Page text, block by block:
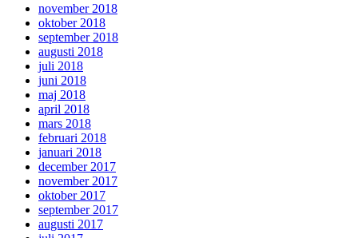
november 2018
oktober 2018
september 2018
augusti 2018
juli 2018
juni 2018
maj 2018
april 2018
mars 2018
februari 2018
januari 2018
december 2017
november 2017
oktober 2017
september 2017
augusti 2017